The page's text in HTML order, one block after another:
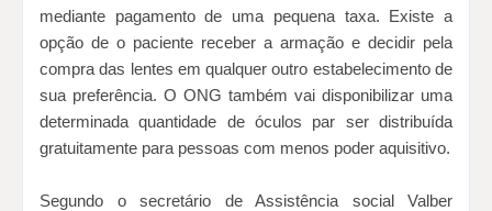
mediante pagamento de uma pequena taxa. Existe a
opção de o paciente receber a armação e decidir pela
compra das lentes em qualquer outro estabelecimento de
sua preferência. O ONG também vai disponibilizar uma
determinada quantidade de óculos par ser distribuída
gratuitamente para pessoas com menos poder aquisitivo.
Segundo o secretário de Assistência social Valber